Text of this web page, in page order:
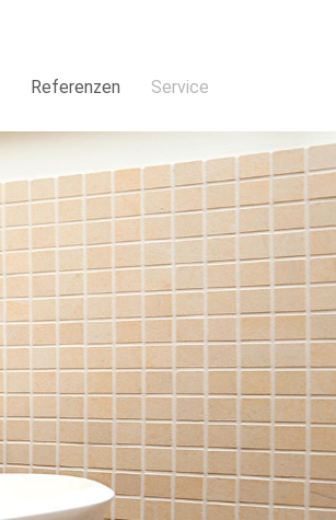
Referenzen Service